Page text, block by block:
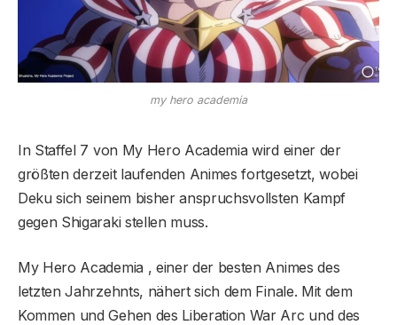
my hero academia
In Staffel 7 von My Hero Academia wird einer der
größten derzeit laufenden Animes fortgesetzt, wobei
Deku sich seinem bisher anspruchsvollsten Kampf
gegen Shigaraki stellen muss.
My Hero Academia , einer der besten Animes des
letzten Jahrzehnts, nähert sich dem Finale. Mit dem
Kommen und Gehen des Liberation War Arc und des